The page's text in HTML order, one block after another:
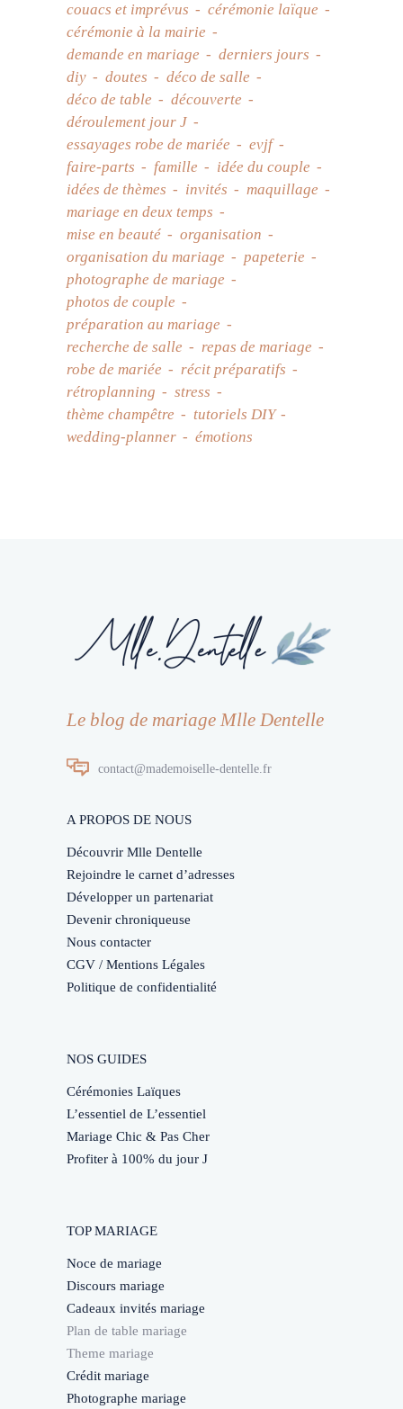
couacs et imprévus
cérémonie laïque
cérémonie à la mairie
demande en mariage
derniers jours
diy
doutes
déco de salle
déco de table
découverte
déroulement jour J
essayages robe de mariée
evjf
faire-parts
famille
idée du couple
idées de thèmes
invités
maquillage
mariage en deux temps
mise en beauté
organisation
organisation du mariage
papeterie
photographe de mariage
photos de couple
préparation au mariage
recherche de salle
repas de mariage
robe de mariée
récit préparatifs
rétroplanning
stress
thème champêtre
tutoriels DIY
wedding-planner
émotions
Le blog de mariage Mlle Dentelle
contact@mademoiselle-dentelle.fr
A PROPOS DE NOUS
Découvrir Mlle Dentelle
Rejoindre le carnet d’adresses
Développer un partenariat
Devenir chroniqueuse
Nous contacter
CGV / Mentions Légales
Politique de confidentialité
NOS GUIDES
Cérémonies Laïques
L’essentiel de L’essentiel
Mariage Chic & Pas Cher
Profiter à 100% du jour J
TOP MARIAGE
Noce de mariage
Discours mariage
Cadeaux invités mariage
Plan de table mariage
Theme mariage
Crédit mariage
Photographe mariage